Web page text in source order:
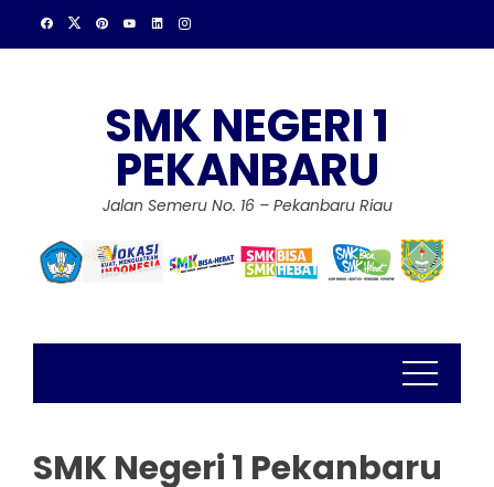
SMK NEGERI 1
PEKANBARU
Jalan Semeru No. 16 – Pekanbaru Riau
SMK Negeri 1 Pekanbaru